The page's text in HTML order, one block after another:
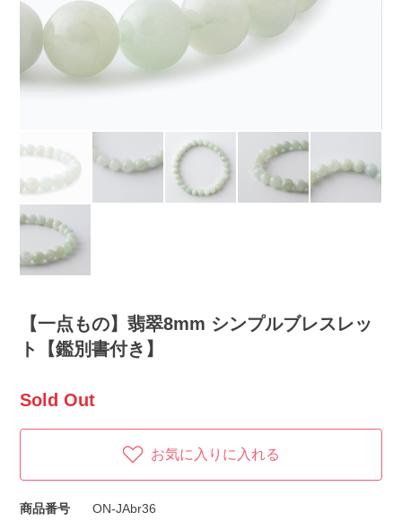
【一点もの】翡翠8mm シンプルブレスレッ
ト【鑑別書付き】
Sold Out
お気に入りに入れる
商品番号
ON-JAbr36